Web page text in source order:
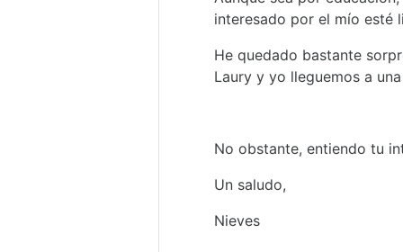
interesado por el mío esté
He quedado bastante
Laury y yo lleguemos a
No obstante, entiendo tu
Un saludo,
Nieves